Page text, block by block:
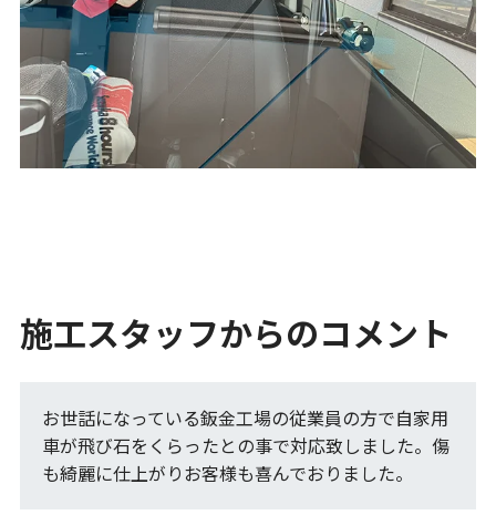
施工スタッフからのコメント
お世話になっている鈑金工場の従業員の方で自家用
車が飛び石をくらったとの事で対応致しました。傷
も綺麗に仕上がりお客様も喜んでおりました。